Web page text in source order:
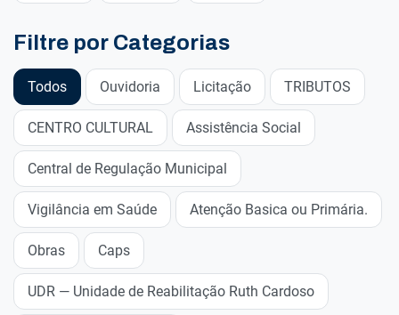
Filtre por Categorias
Todos Ouvidoria Licitação TRIBUTOS
CENTRO CULTURAL Assistência Social
Central de Regulação Municipal
Vigilância em Saúde Atenção Basica ou Primária.
Obras Caps
UDR — Unidade de Reabilitação Ruth Cardoso